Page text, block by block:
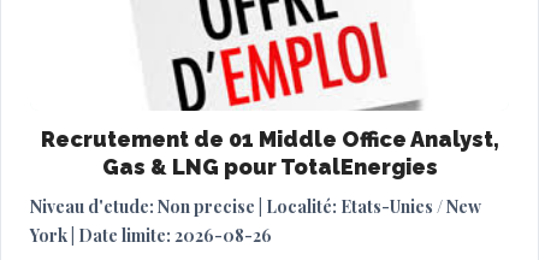
Recrutement de 01 Middle Office Analyst,
Gas & LNG pour TotalEnergies
Niveau d'etude: Non precise | Localité: Etats-Unies / New
York | Date limite: 2026-08-26